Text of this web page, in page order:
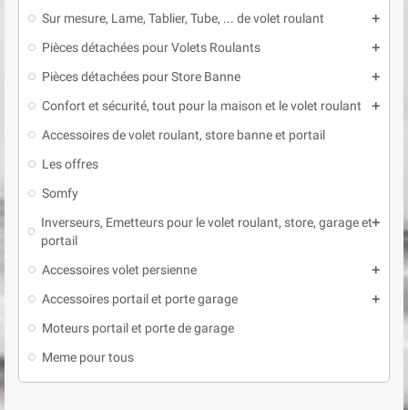
Sur mesure, Lame, Tablier, Tube, ... de volet roulant add
Pièces détachées pour Volets Roulants add
Pièces détachées pour Store Banne add
Confort et sécurité, tout pour la maison et le volet roulant add
Accessoires de volet roulant, store banne et portail
Les offres
Somfy
Inverseurs, Emetteurs pour le volet roulant, store, garage et
portail
add
Accessoires volet persienne add
Accessoires portail et porte garage add
Moteurs portail et porte de garage
Meme pour tous